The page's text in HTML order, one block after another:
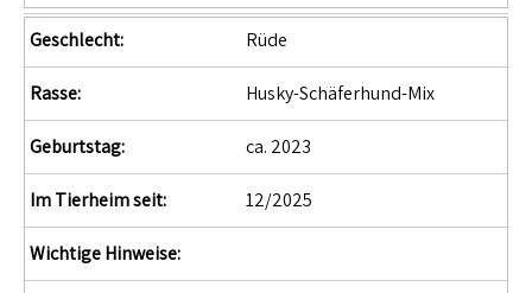
Geschlecht: Rüde
Rasse: Husky-Schäferhund-Mix
Geburtstag: ca. 2023
Im Tierheim seit: 12/2025
Wichtige Hinweise: